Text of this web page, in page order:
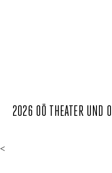
2026 OÖ THEATER UND
<